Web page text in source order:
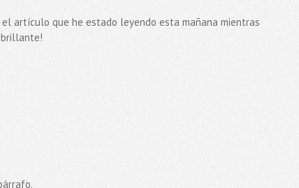
artículo que he estado leyendo esta mañana mientras